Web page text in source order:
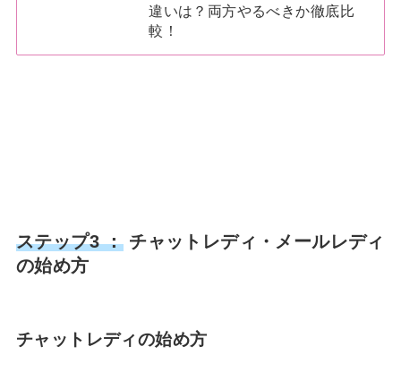
違いは？両方やるべきか徹底比
較！
ステップ3 ：チャットレディ・メールレディ
の始め方
チャットレディの始め方